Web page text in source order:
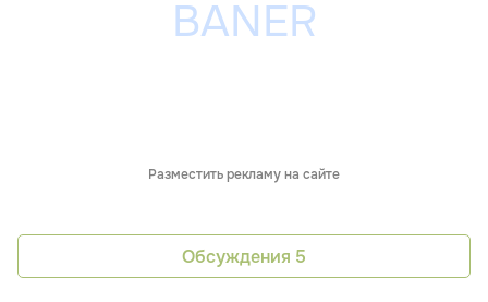
Разместить рекламу на сайте
Обсуждения 5